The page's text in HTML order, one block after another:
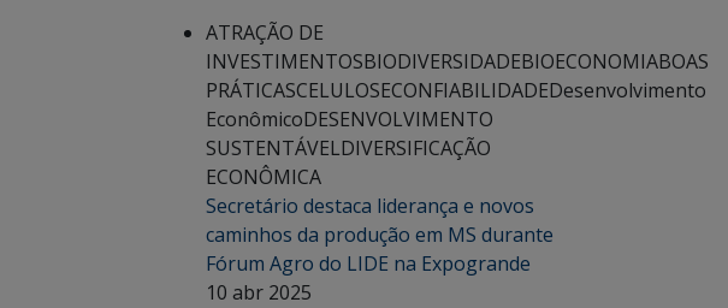
ATRAÇÃO DE
INVESTIMENTOSBIODIVERSIDADEBIOECONOMIABOAS
PRÁTICASCELULOSECONFIABILIDADEDesenvolvimento
EconômicoDESENVOLVIMENTO
SUSTENTÁVELDIVERSIFICAÇÃO
ECONÔMICA
Secretário destaca liderança e novos
caminhos da produção em MS durante
Fórum Agro do LIDE na Expogrande
10 abr 2025